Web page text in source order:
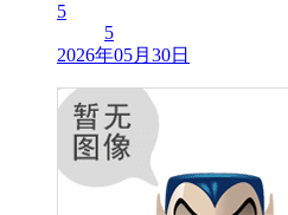
5
5
2026年05月30日